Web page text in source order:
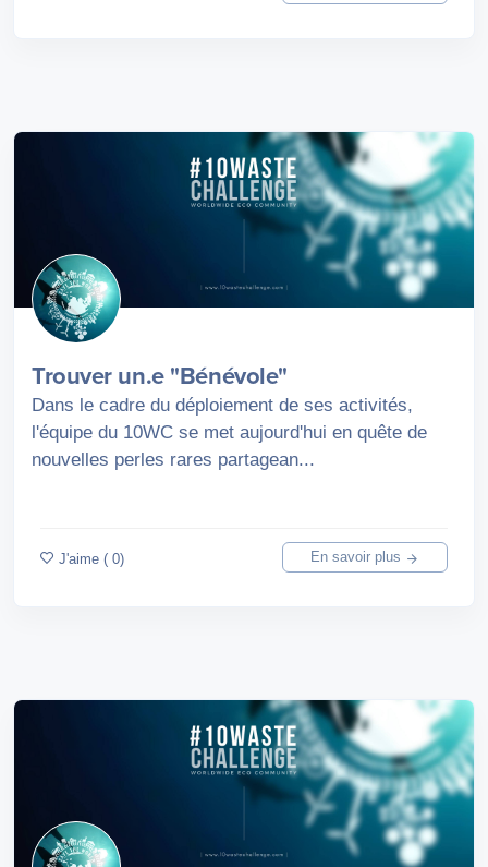
Trouver un.e "Bénévole"
Dans le cadre du déploiement de ses activités,
l'équipe du 10WC se met aujourd'hui en quête de
nouvelles perles rares partagean...
J'aime ( 0) En savoir plus